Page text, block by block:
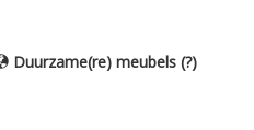
Duurzame(re) meubels (?)